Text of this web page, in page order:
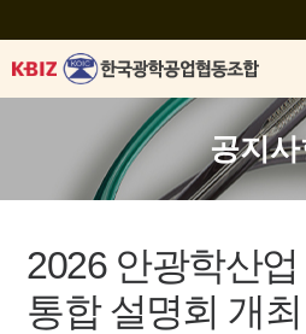
공지
2026 안광학산
통합 설명회 개최